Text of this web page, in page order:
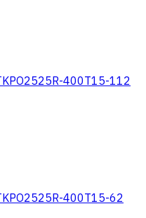
400T15-112
400T15-62